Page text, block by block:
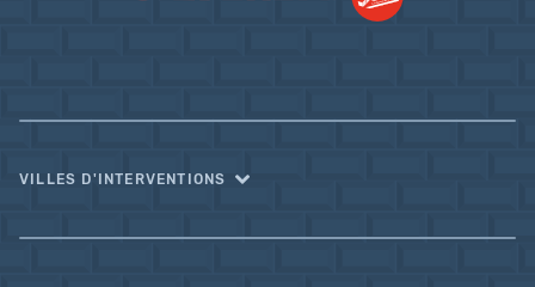
VILLES D'INTERVENTIONS